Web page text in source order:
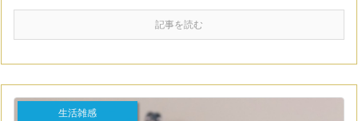
記事を読む
生活雑感